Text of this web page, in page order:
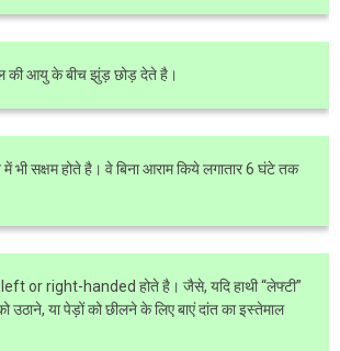
की आयु के बीच झुंड़ छोड़ देते है।
में भी सक्षम होते है। वे बिना आराम किये लगातार 6 घंटे तक
left or right-handed होते है। जैसे, यदि हाथी “लेफ्टी”
उठाने, या पेड़ों को छीलने के लिए बाएं दांत का इस्तेमाल